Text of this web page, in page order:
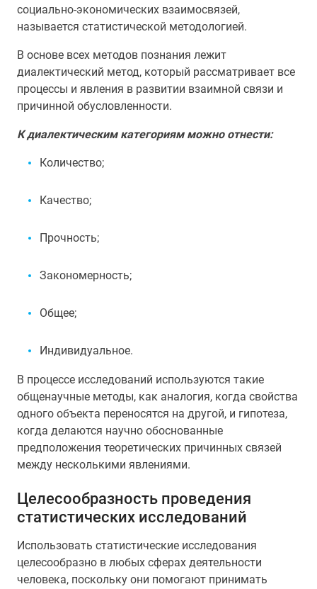
социально-экономических взаимосвязей,
называется статистической методологией.
В основе всех методов познания лежит
диалектический метод, который рассматривает все
процессы и явления в развитии взаимной связи и
причинной обусловленности.
К диалектическим категориям можно отнести:
Количество;
Качество;
Прочность;
Закономерность;
Общее;
Индивидуальное.
В процессе исследований используются такие
общенаучные методы, как аналогия, когда свойства
одного объекта переносятся на другой, и гипотеза,
когда делаются научно обоснованные
предположения теоретических причинных связей
между несколькими явлениями.
Целесообразность проведения
статистических исследований
Использовать статистические исследования
целесообразно в любых сферах деятельности
человека, поскольку они помогают принимать